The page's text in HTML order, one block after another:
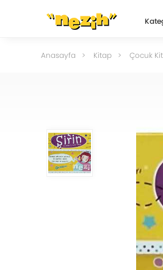
Anasayfa Kitap Çocuk